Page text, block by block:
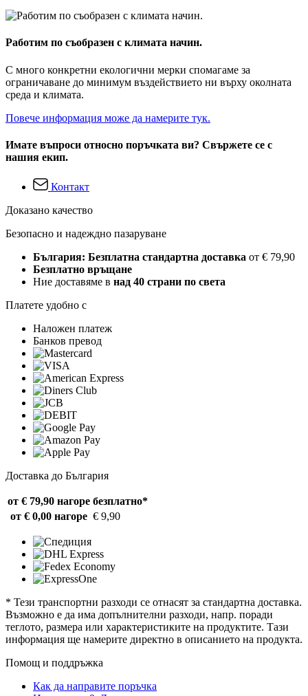
Работим по съобразен с климата начин.
С много конкретни екологични мерки спомагаме за
ограничаване до минимум въздействието ни върху околната
среда и климата.
Повече информация може да намерите тук.
Имате въпроси относно поръчката ви? Свържете се с
нашия екип.
Контакт
Доказано качество
Безопасно и надеждно пазаруване
България: Безплатна стандартна доставка от € 79,90
Безплатно връщане
Ние доставяме в над 40 страни по света
Платете удобно с
Наложен платеж
Банков превод
Доставка до България
от € 79,90 нагоре безплатно*
от € 0,00 нагоре € 9,90
* Тези транспортни разходи се отнасят за стандартна доставка.
Възможно е да има допълнителни разходи, напр. поради
теглото, размера или характеристиките на продуктите. Тази
информация ще намерите директно в описанието на продукта.
Помощ и поддръжка
Как да направите поръчка